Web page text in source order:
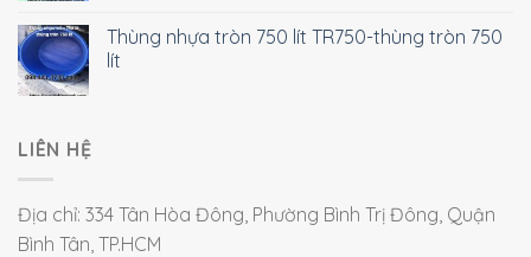
Thùng nhựa tròn 750 lít TR750-thùng tròn 750
lít
LIÊN HỆ
Địa chỉ: 334 Tân Hòa Đông, Phường Bình Trị Đông, Quận
Bình Tân, TP.HCM